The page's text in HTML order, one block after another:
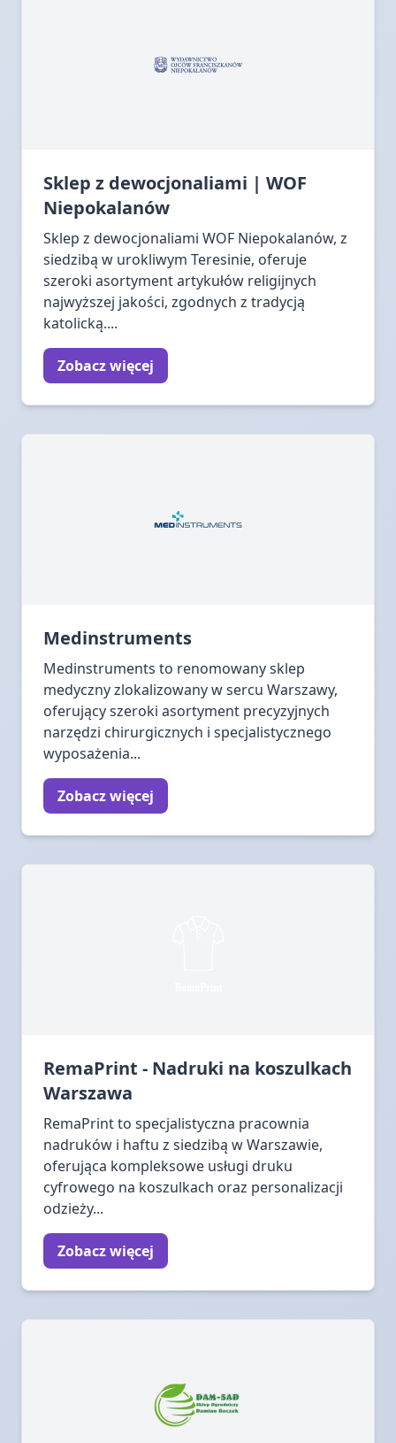
Sklep z dewocjonaliami | WOF
Niepokalanów
Sklep z dewocjonaliami WOF Niepokalanów, z
siedzibą w urokliwym Teresinie, oferuje
szeroki asortyment artykułów religijnych
najwyższej jakości, zgodnych z tradycją
katolicką....
Zobacz więcej
Medinstruments
Medinstruments to renomowany sklep
medyczny zlokalizowany w sercu Warszawy,
oferujący szeroki asortyment precyzyjnych
narzędzi chirurgicznych i specjalistycznego
wyposażenia...
Zobacz więcej
RemaPrint - Nadruki na koszulkach
Warszawa
RemaPrint to specjalistyczna pracownia
nadruków i haftu z siedzibą w Warszawie,
oferująca kompleksowe usługi druku
cyfrowego na koszulkach oraz personalizacji
odzieży...
Zobacz więcej